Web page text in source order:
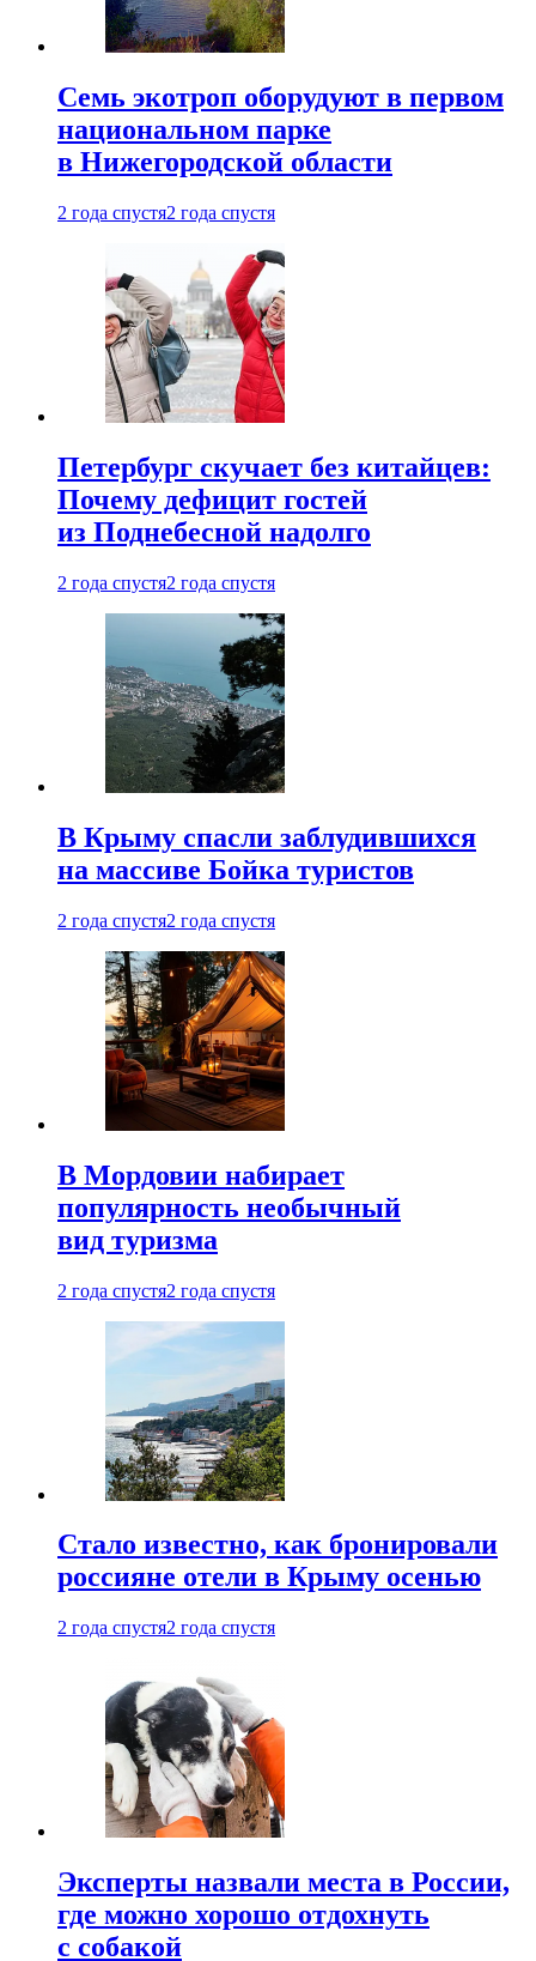
Семь экотроп оборудуют в первом
национальном парке
в Нижегородской области
2 года спустя2 года спустя
Петербург скучает без китайцев:
Почему дефицит гостей
из Поднебесной надолго
2 года спустя2 года спустя
В Крыму спасли заблудившихся
на массиве Бойка туристов
2 года спустя2 года спустя
В Мордовии набирает
популярность необычный
вид туризма
2 года спустя2 года спустя
Стало известно, как бронировали
россияне отели в Крыму осенью
2 года спустя2 года спустя
Эксперты назвали места в России,
где можно хорошо отдохнуть
с собакой